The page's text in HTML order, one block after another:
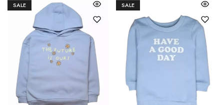
SALE SALE